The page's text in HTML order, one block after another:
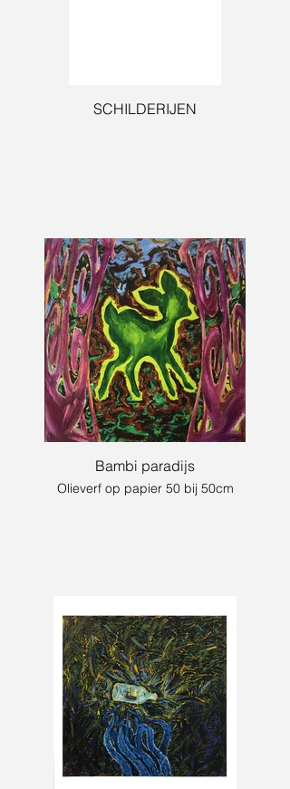
SCHILDERIJEN
Bambi paradijs
Olieverf op papier 50 bij 50cm